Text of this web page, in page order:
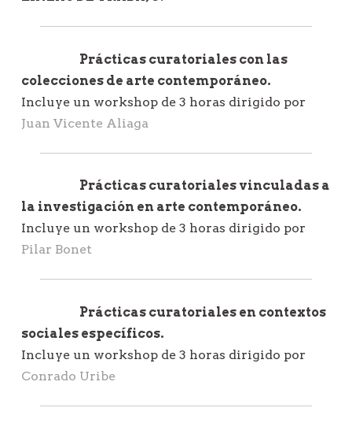
Prácticas curatoriales con las
colecciones de arte contemporáneo.
Incluye un workshop de 3 horas dirigido por
Juan Vicente Aliaga
Prácticas curatoriales vinculadas a
la investigación en arte contemporáneo.
Incluye un workshop de 3 horas dirigido por
Pilar Bonet
Prácticas curatoriales en contextos
sociales específicos.
Incluye un workshop de 3 horas dirigido por
Conrado Uribe